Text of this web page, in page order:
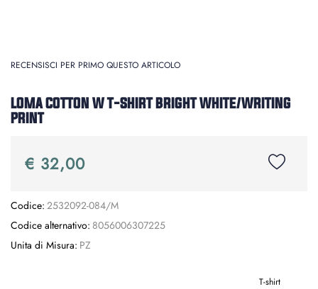
RECENSISCI PER PRIMO QUESTO ARTICOLO
LOMA COTTON W T-SHIRT BRIGHT WHITE/WRITING
PRINT
€ 32,00
Codice: 2532092-084/M
Codice alternativo: 8056006307225
Unita di Misura: PZ
T-shirt